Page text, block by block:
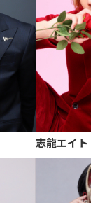
志龍エイト